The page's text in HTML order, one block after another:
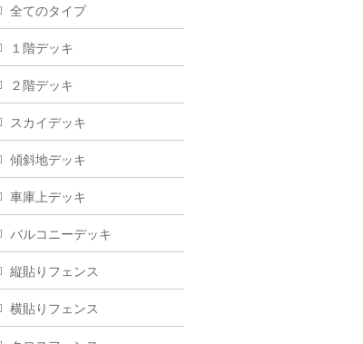
全てのタイプ
１階デッキ
２階デッキ
スカイデッキ
傾斜地デッキ
車庫上デッキ
バルコニーデッキ
縦貼りフェンス
横貼りフェンス